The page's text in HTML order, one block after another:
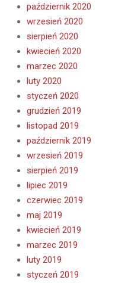
październik 2020
wrzesień 2020
sierpień 2020
kwiecień 2020
marzec 2020
luty 2020
styczeń 2020
grudzień 2019
listopad 2019
październik 2019
wrzesień 2019
sierpień 2019
lipiec 2019
czerwiec 2019
maj 2019
kwiecień 2019
marzec 2019
luty 2019
styczeń 2019